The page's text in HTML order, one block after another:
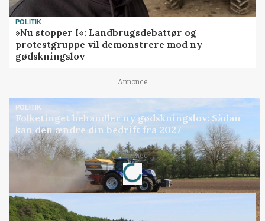
POLITIK
»Nu stopper I«: Landbrugsdebattør og
protestgruppe vil demonstrere mod ny
gødskningslov
Annonce
POLITIK
Folketinget behandler ny gødskningslov: Sådan
kan den ændre din bedrift fra 2027
Annonce
Loading...